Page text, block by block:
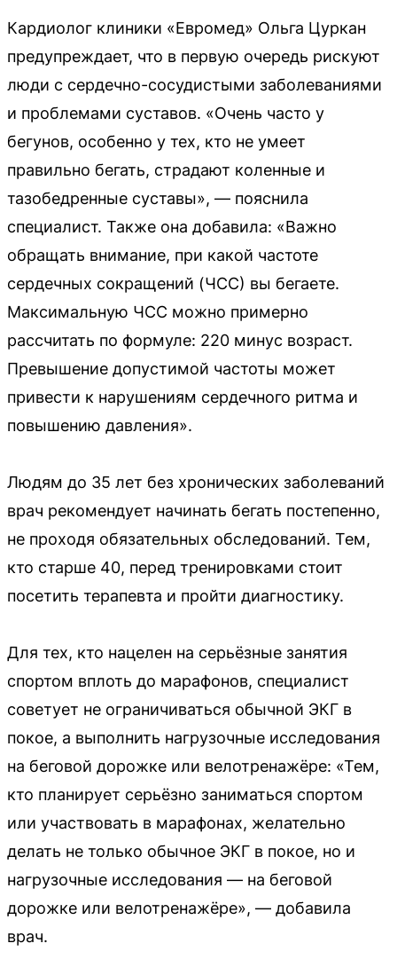
Кардиолог клиники «Евромед» Ольга Цуркан
предупреждает, что в первую очередь рискуют
люди с сердечно-сосудистыми заболеваниями
и проблемами суставов. «Очень часто у
бегунов, особенно у тех, кто не умеет
правильно бегать, страдают коленные и
тазобедренные суставы», — пояснила
специалист. Также она добавила: «Важно
обращать внимание, при какой частоте
сердечных сокращений (ЧСС) вы бегаете.
Максимальную ЧСС можно примерно
рассчитать по формуле: 220 минус возраст.
Превышение допустимой частоты может
привести к нарушениям сердечного ритма и
повышению давления».
Людям до 35 лет без хронических заболеваний
врач рекомендует начинать бегать постепенно,
не проходя обязательных обследований. Тем,
кто старше 40, перед тренировками стоит
посетить терапевта и пройти диагностику.
Для тех, кто нацелен на серьёзные занятия
спортом вплоть до марафонов, специалист
советует не ограничиваться обычной ЭКГ в
покое, а выполнить нагрузочные исследования
на беговой дорожке или велотренажёре: «Тем,
кто планирует серьёзно заниматься спортом
или участвовать в марафонах, желательно
делать не только обычное ЭКГ в покое, но и
нагрузочные исследования — на беговой
дорожке или велотренажёре», — добавила
врач.